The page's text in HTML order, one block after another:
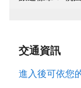
交通資訊
進入後可依您